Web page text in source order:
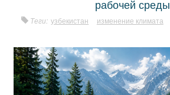
рабочей среды
Теги: узбекистан изменение климата